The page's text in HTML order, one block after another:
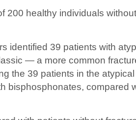
200 healthy individuals
identified 39 patients with
— a more common
the 39 patients in the
bisphosphonates, compared